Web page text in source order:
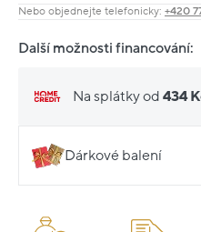
Nebo objednejte telefonicky: +420
Další možnosti financování:
Na splátky od 434
Dárkové balení